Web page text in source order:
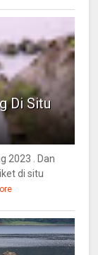
Di Situ
2023 . Dan
di situ